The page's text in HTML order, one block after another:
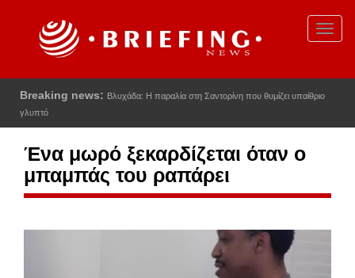
Breaking news: Βλυχάδα: Η παραλία στη Σαντορίνη που θυμίζει υπαίθριο
γλυπτό
Ένα μωρό ξεκαρδίζεται όταν ο
μπαμπάς του ραπάρει